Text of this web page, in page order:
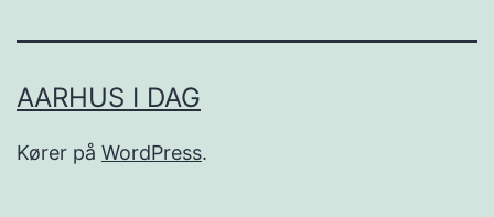
AARHUS I DAG
Kører på WordPress.